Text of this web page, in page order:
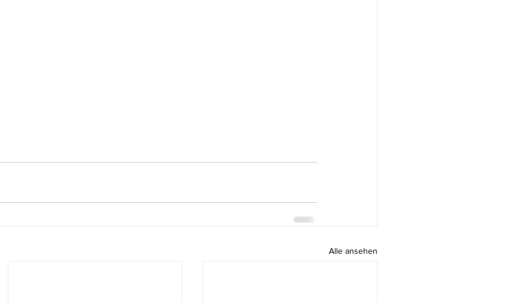
Alle ansehen